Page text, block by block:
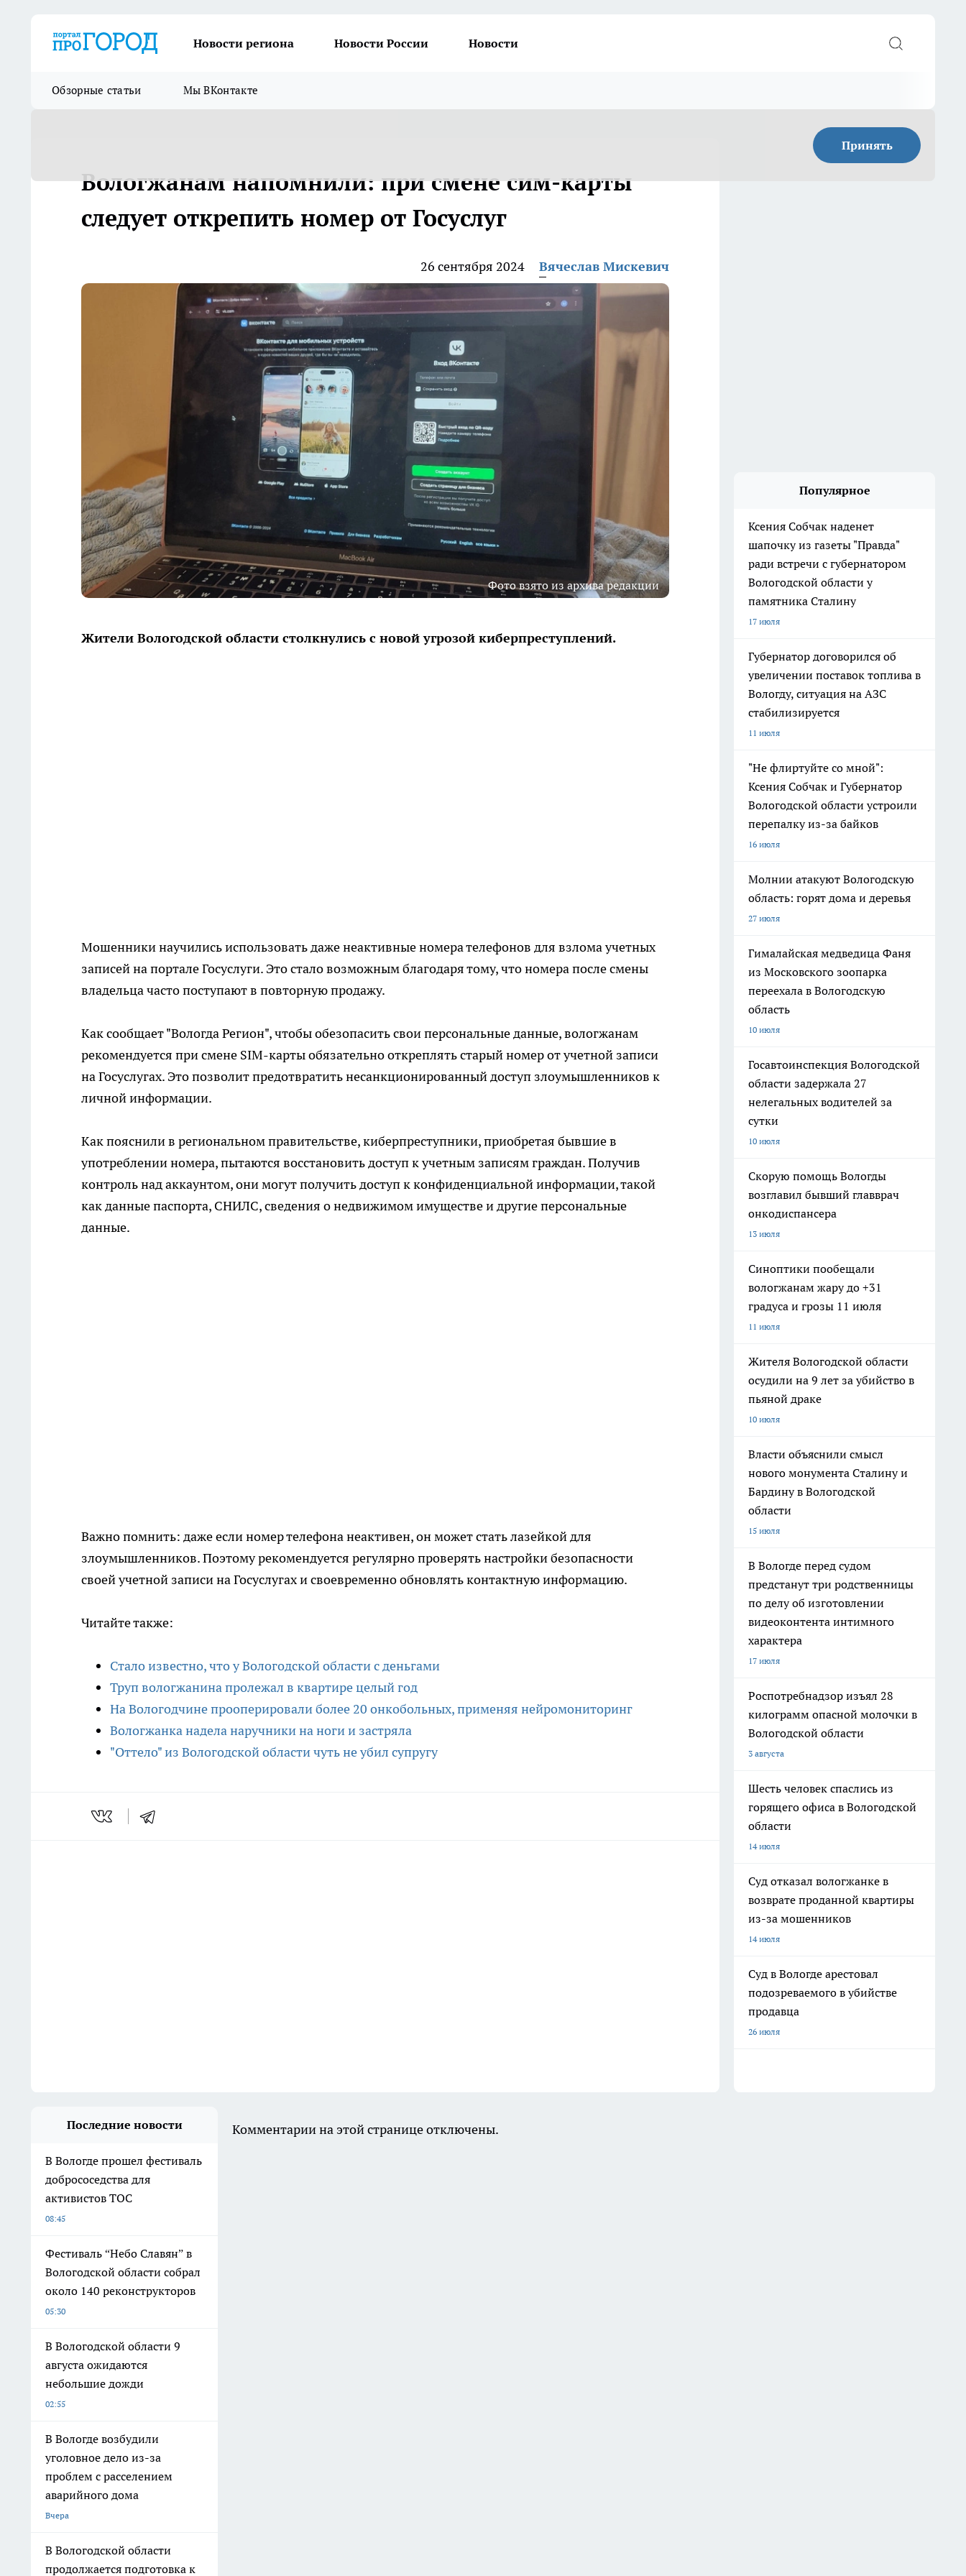
Новости региона Новости России Новости
Обзорные статьи Мы ВКонтакте
Принять
Вологжанам напомнили: при смене сим-карты
следует открепить номер от Госуслуг
26 сентября 2024 Вячеслав Мискевич
Фото взято из архива редакции
Жители Вологодской области столкнулись с новой угрозой киберпреступлений.
Мошенники научились использовать даже неактивные номера телефонов для взлома учетных
записей на портале Госуслуги. Это стало возможным благодаря тому, что номера после смены
владельца часто поступают в повторную продажу.
Как сообщает "Вологда Регион", чтобы обезопасить свои персональные данные, вологжанам
рекомендуется при смене SIM-карты обязательно откреплять старый номер от учетной записи
на Госуслугах. Это позволит предотвратить несанкционированный доступ злоумышленников к
личной информации.
Как пояснили в региональном правительстве, киберпреступники, приобретая бывшие в
употреблении номера, пытаются восстановить доступ к учетным записям граждан. Получив
контроль над аккаунтом, они могут получить доступ к конфиденциальной информации, такой
как данные паспорта, СНИЛС, сведения о недвижимом имуществе и другие персональные
данные.
Важно помнить: даже если номер телефона неактивен, он может стать лазейкой для
злоумышленников. Поэтому рекомендуется регулярно проверять настройки безопасности
своей учетной записи на Госуслугах и своевременно обновлять контактную информацию.
Читайте также:
Стало известно, что у Вологодской области с деньгами
Труп вологжанина пролежал в квартире целый год
На Вологодчине прооперировали более 20 онкобольных, применяя нейромониторинг
Вологжанка надела наручники на ноги и застряла
"Оттело" из Вологодской области чуть не убил супругу
Популярное
Ксения Собчак наденет
шапочку из газеты "Правда"
ради встречи с губернатором
Вологодской области у
памятника Сталину
17 июля
Губернатор договорился об
увеличении поставок топлива в
Вологду, ситуация на АЗС
стабилизируется
11 июля
"Не флиртуйте со мной":
Ксения Собчак и Губернатор
Вологодской области устроили
перепалку из-за байков
16 июля
Молнии атакуют Вологодскую
область: горят дома и деревья
27 июля
Гималайская медведица Фаня
из Московского зоопарка
переехала в Вологодскую
область
10 июля
Госавтоинспекция Вологодской
области задержала 27
нелегальных водителей за
сутки
10 июля
Скорую помощь Вологды
возглавил бывший главврач
онкодиспансера
13 июля
Синоптики пообещали
вологжанам жару до +31
градуса и грозы 11 июля
11 июля
Жителя Вологодской области
осудили на 9 лет за убийство в
пьяной драке
10 июля
Власти объяснили смысл
нового монумента Сталину и
Бардину в Вологодской
области
15 июля
В Вологде перед судом
предстанут три родственницы
по делу об изготовлении
видеоконтента интимного
характера
17 июля
Роспотребнадзор изъял 28
килограмм опасной молочки в
Вологодской области
3 августа
Шесть человек спаслись из
горящего офиса в Вологодской
области
14 июля
Суд отказал вологжанке в
возврате проданной квартиры
из-за мошенников
14 июля
Суд в Вологде арестовал
подозреваемого в убийстве
продавца
26 июля
Последние новости
В Вологде прошел фестиваль
добрососедства для
активистов ТОС
08:45
Фестиваль “Небо Славян” в
Вологодской области собрал
около 140 реконструкторов
05:30
В Вологодской области 9
августа ожидаются
небольшие дожди
02:55
В Вологде возбудили
уголовное дело из-за
проблем с расселением
аварийного дома
Вчера
В Вологодской области
продолжается подготовка к
Комментарии на этой странице отключены.